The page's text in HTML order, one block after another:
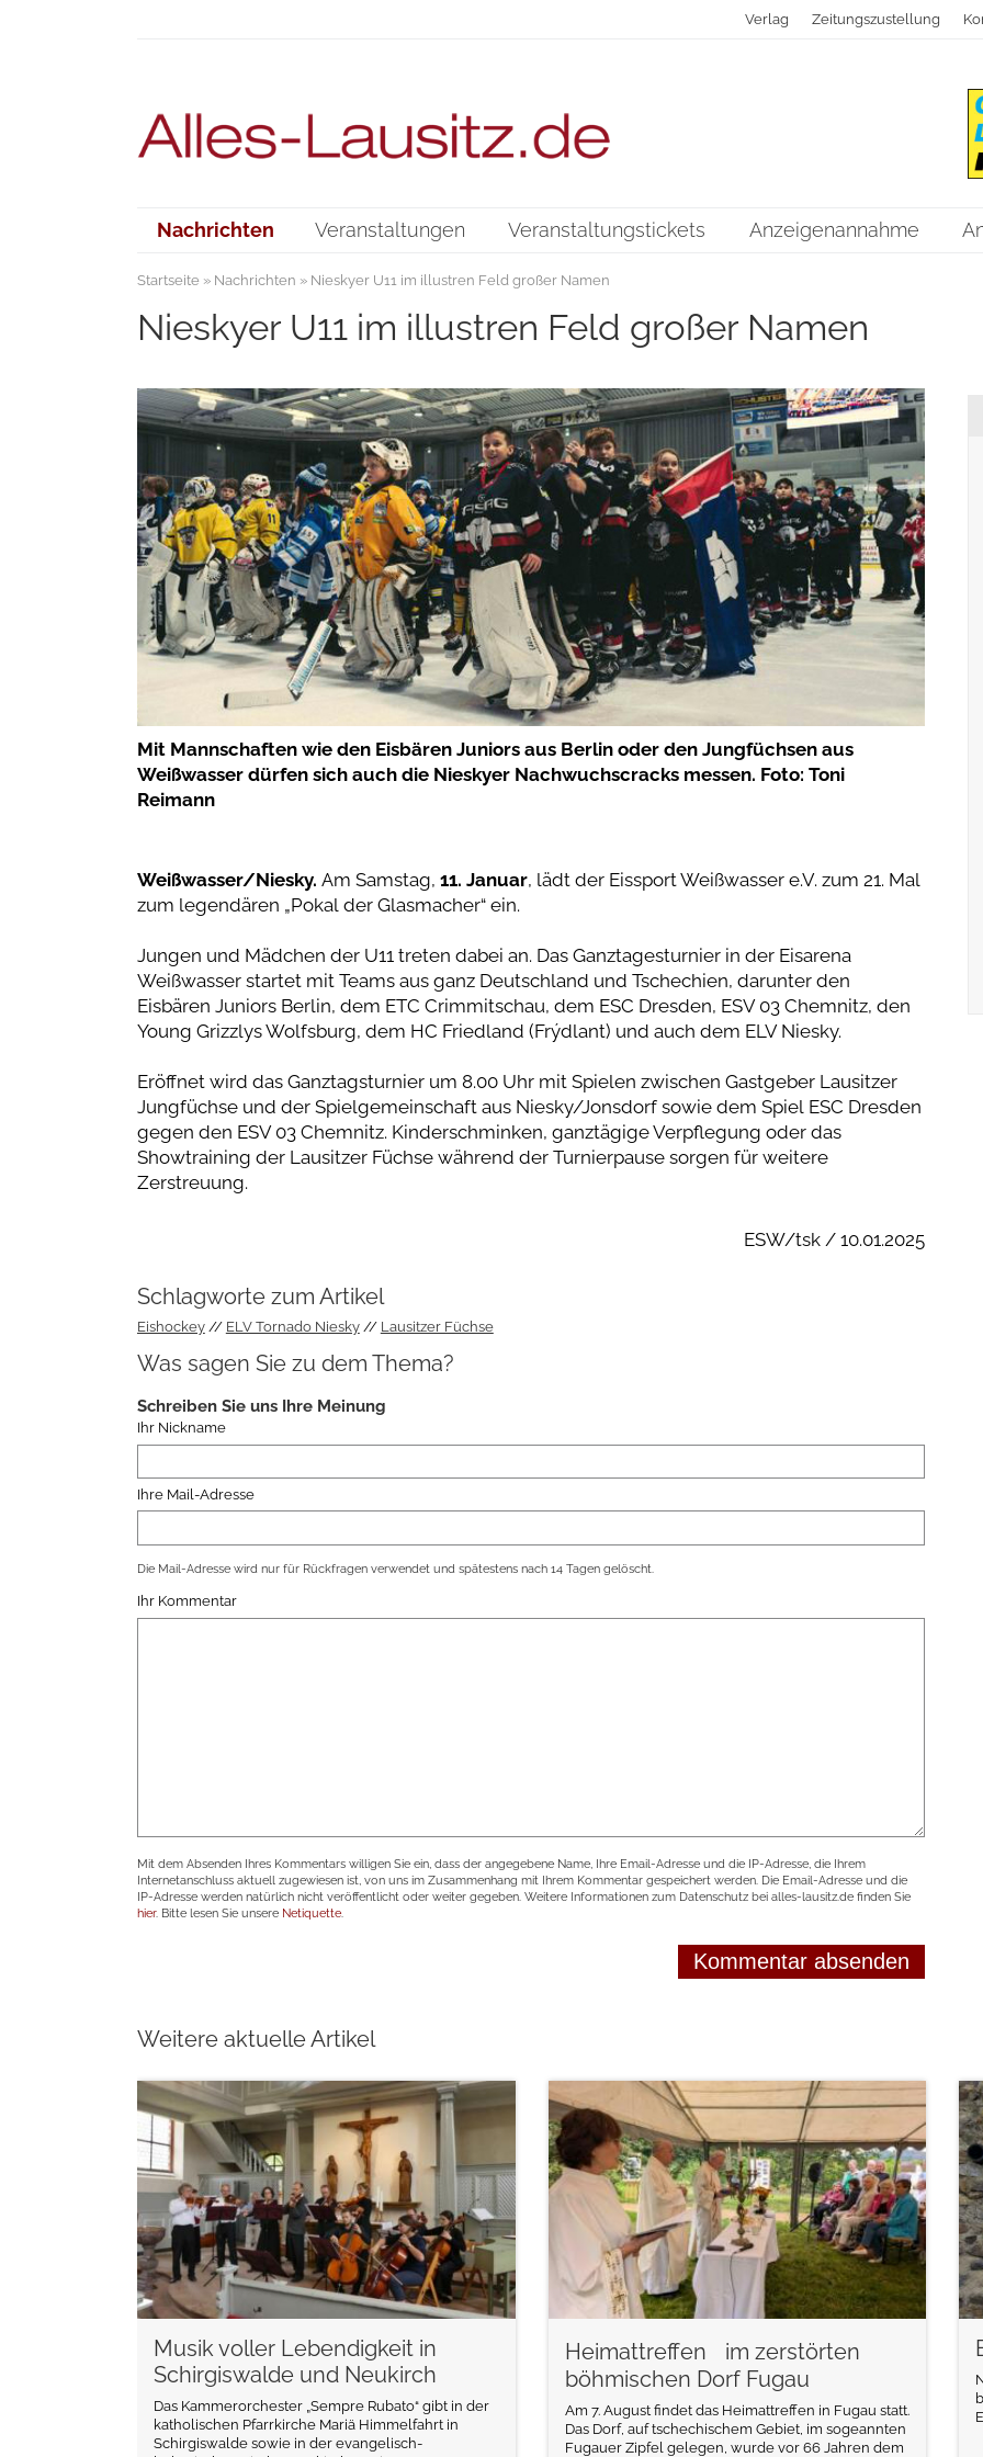
Verlag Zeitungszustellung
Nachrichten Veranstaltungen Veranstaltungstickets Anzeigenannahme
Startseite» Nachrichten » Nieskyer U11 im illustren Feld großer Namen
Nieskyer U11 im illustren Feld großer Namen
Mit Mannschaften wie den Eisbären Juniors aus Berlin oder den Jungfüchsen aus
Weißwasser dürfen sich auch die Nieskyer Nachwuchscracks messen. Foto: Toni
Reimann
Weißwasser/Niesky. Am Samstag, 11. Januar, lädt der Eissport Weißwasser e.V. zum 21. Mal
zum legendären „Pokal der Glasmacher“ ein.
Jungen und Mädchen der U11 treten dabei an. Das Ganztagesturnier in der Eisarena
Weißwasser startet mit Teams aus ganz Deutschland und Tschechien, darunter den
Eisbären Juniors Berlin, dem ETC Crimmitschau, dem ESC Dresden, ESV 03 Chemnitz, den
Young Grizzlys Wolfsburg, dem HC Friedland (Frýdlant) und auch dem ELV Niesky.
Eröffnet wird das Ganztagsturnier um 8.00 Uhr mit Spielen zwischen Gastgeber Lausitzer
Jungfüchse und der Spielgemeinschaft aus Niesky/Jonsdorf sowie dem Spiel ESC Dresden
gegen den ESV 03 Chemnitz. Kinderschminken, ganztägige Verpflegung oder das
Showtraining der Lausitzer Füchse während der Turnierpause sorgen für weitere
Zerstreuung.
ESW/tsk / 10.01.2025
Schlagworte zum Artikel
Eishockey ELV Tornado Niesky Lausitzer Füchse
Was sagen Sie zu dem Thema?
Schreiben Sie uns Ihre Meinung
Ihr Nickname
Ihre Mail-Adresse
Die Mail-Adresse wird nur für Rückfragen verwendet und spätestens nach 14 Tagen gelöscht.
Ihr Kommentar
Mit dem Absenden Ihres Kommentars willigen Sie ein, dass der angegebene Name, Ihre Email-Adresse und die IP-Adresse, die Ihrem
Internetanschluss aktuell zugewiesen ist, von uns im Zusammenhang mit Ihrem Kommentar gespeichert werden. Die Email-Adresse und die
IP-Adresse werden natürlich nicht veröffentlicht oder weiter gegeben. Weitere Informationen zum Datenschutz bei alles-lausitz.de finden Sie
hier. Bitte lesen Sie unsere Netiquette.
Weitere aktuelle Artikel
Musik voller Lebendigkeit in
Schirgiswalde und Neukirch
Das Kammerorchester „Sempre Rubato“ gibt in der
katholischen Pfarrkirche Mariä Himmelfahrt in
Schirgiswalde sowie in der evangelisch-
weiterlesen
Heimattreffen im zerstörten
böhmischen Dorf Fugau
Am 7. August findet das Heimattreffen in Fugau statt.
Das Dorf, auf tschechischem Gebiet, im sogeannten
Fugauer Zipfel gelegen, wurde vor 66 Jahren dem
weiterlesen